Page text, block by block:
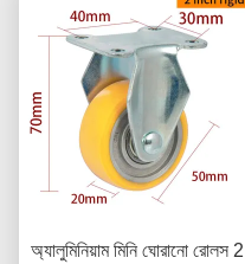
অ্যালুমিনিয়াম মিনি ঘোরানো রোলস 2